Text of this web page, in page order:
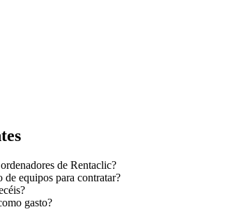
de Rentaclic?
equipos para contratar?
gasto?